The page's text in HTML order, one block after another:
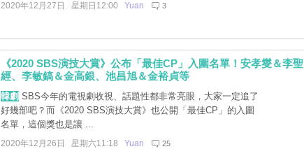
2020年12月27日 星期日12:00 Yuan 3
《2020 SBS演技大賞》公布「最佳CP」入圍名單！安孝燮＆李聖
經、李敏鎬＆金高銀、池昌旭＆金裕貞等
韓劇 SBS今年的電視劇收視、話題性都非常亮眼，大家一定追了
好幾部吧？而《2020 SBS演技大賞》也公開「最佳CP」的入圍
名單，這個獎也是讓 ...
2020年12月26日 星期六11:18 Yuan 25